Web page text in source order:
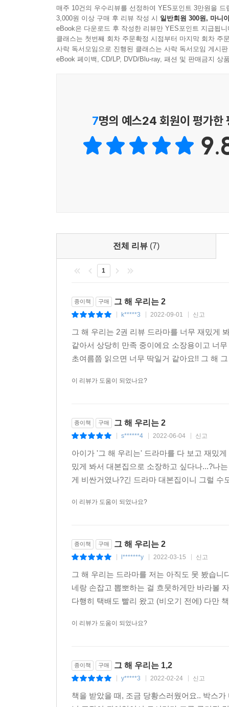
캐릭터마다 부여된 서사와 감정선의 설계도라고
느끼는 색다른 재미는 덤이다. 또한 극 중 최웅의
명장면 엽서가 각 권에 포함되었으며, 초판 한
받으며 새로운 기록을 써나가고 있는 2022년의
매주 10건의 우수리뷰를 선정하여 YES포인트 3만원을 드
3,000원 이상 구매 후 리뷰 작성 시 일반회원 300원, 마니
eBook은 다운로드 후 작성한 리뷰만 YES포인트 지급됩니
클래스는 첫번째 회차 주문확정 시점부터 마지막 회차 주
사락 독서모임으로 진행된 클래스는 사락 독서모임 게시
eBook 페이백, CD/LP, DVD/Blu-ray, 패션 및 판매금지 상
7명의 예스24 회원이 평가한
전체 리뷰 (7)
1
종이책 구매 그 해 우리는 2
k*****3 2022-09-01 신고
그 해 우리는 2권 리뷰 드라마를 너무 재밌게
같아서 상당히 만족 중이에요 소장용이고 너
초여름쯤 읽으면 너무 딱일거 같아요!! 그 해
이 리뷰가 도움이 되었나요?
종이책 구매 그 해 우리는 2
s******4 2022-06-04 신고
아이가 '그 해 우리는' 드라마를 다 보고 재밌
밌게 봐서 대본집으로 소장하고 싶다나...?나
게 비싼거였나?긴 드라마 대본집이니 그럴
이 리뷰가 도움이 되었나요?
종이책 구매 그 해 우리는 2
l*******y 2022-03-15 신고
그 해 우리는 드라마를 저는 아직도 못 봤습
네랑 손잡고 뽑뽀하는 걸 흐뭇하게만 바라볼
다행히 택배도 빨리 왔고 (비오기 전에) 다만
이 리뷰가 도움이 되었나요?
종이책 구매 그 해 우리는 1,2
y*****3 2022-02-24 신고
책을 받았을 때, 조금 당황스러웠어요.. 박스